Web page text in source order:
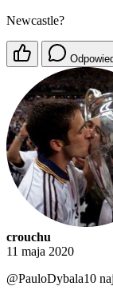
Newcastle?
crouchu
11 maja 2020
@PauloDybala10